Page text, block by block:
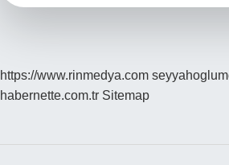
https://www.rinmedya.com
habernette.com.tr Sitemap